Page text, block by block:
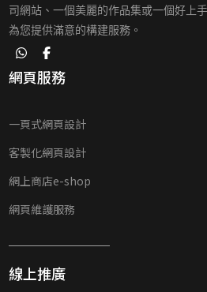
司網站、一個美麗的作品集或一個好上
為您提供滿意的構建服務。
網頁服務
一頁式網頁設計
客製化網頁設計
網上商店e-shop
網頁維護服務
線上推廣